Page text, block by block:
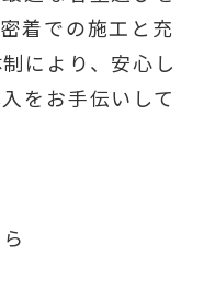
着での施工と充
により、安心し
をお手伝いして